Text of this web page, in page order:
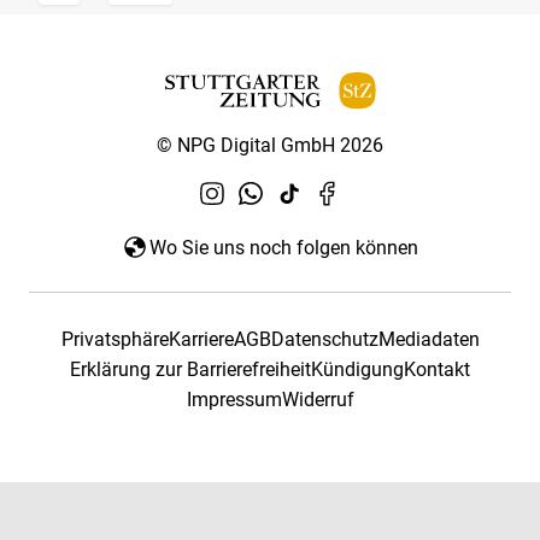
© NPG Digital GmbH 2026
Wo Sie uns noch folgen können
PrivatsphäreKarriereAGBDatenschutzMediadaten
Erklärung zur BarrierefreiheitKündigungKontakt
ImpressumWiderruf